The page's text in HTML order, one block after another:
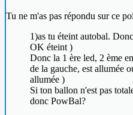
Tu ne m'as pas répondu sur ce
1)as tu éteint autobal.
OK éteint )
Donc la 1 ère led, 2 ème
de la gauche, est allumée
allumée )
Si ton ballon n'est pas
donc PowBal?